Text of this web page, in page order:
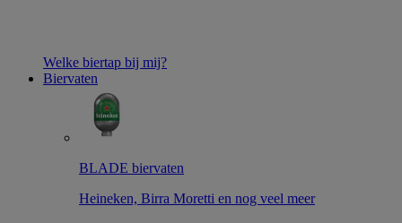
Welke biertap bij mij?
Biervaten
BLADE biervaten
Heineken, Birra Moretti en nog veel meer